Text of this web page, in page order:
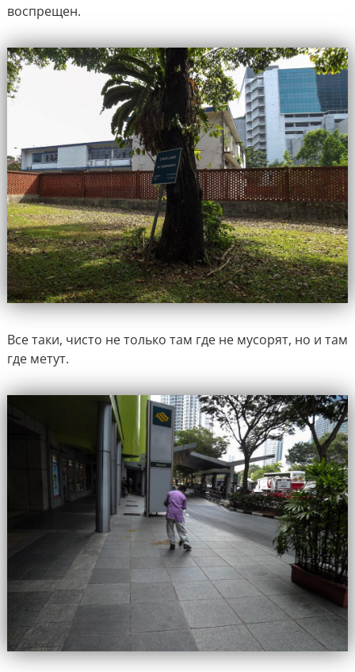
воспрещен.
Все таки, чисто не только там где не мусорят, но и там
где метут.